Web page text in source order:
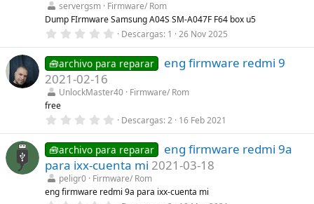
e
l
a
(
s
)
servergsm Firmware/ Rom
Dump FIrmware Samsung A04S SM-A047F F64 box u5
0
0
0
e
t
l
a
(
s
)
Descargas 1 26 Nov 2025
🧰archivo para reparar
eng firmware redmi 9
2021-02-16
UnlockMaster40 Firmware/ Rom
free
0
0
0
e
s
t
r
e
Descargas 2 16 Feb 2021
🧰archivo para reparar
eng firmware redmi 9a
para ixx-cuenta mi 2021-03-18
peligr0 Firmware/ Rom
eng firmware redmi 9a para ixx-cuenta mi